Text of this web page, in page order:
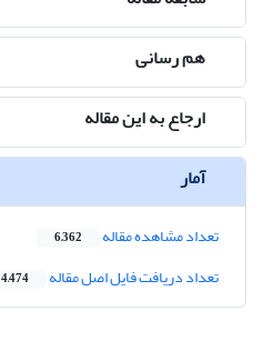
هم رسانی
ارجاع به این مقاله
آمار
تعداد مشاهده مقاله 6,362
تعداد دریافت فایل اصل مقاله 4,474